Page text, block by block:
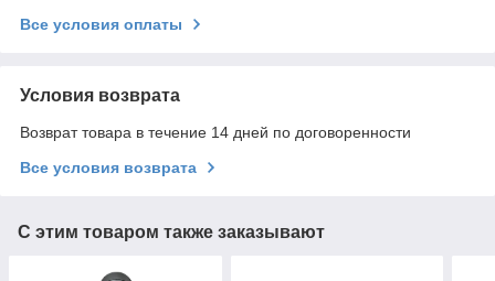
Все условия оплаты
Условия возврата
Возврат товара в течение 14 дней по договоренности
Все условия возврата
С этим товаром также заказывают